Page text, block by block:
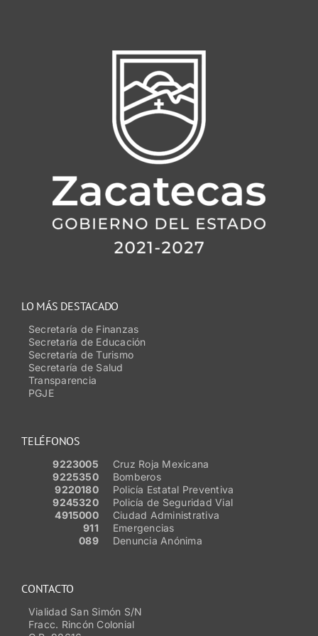
TELÉFONOS
9223005
Cruz Roja Mexicana
9225350
Bomberos
9220180
Policía Estatal Preventiva
9245320
Policía de Seguridad Vial
4915000
Ciudad Administrativa
911
Emergencias
089
Denuncia Anónima
LO MÁS DESTACADO
Secretaría de Finanzas
Secretaría de Educación
Secretaría de Turismo
Secretaría de Salud
Transparencia
PGJE
CONTACTO
Vialidad San Simón S/N
Fracc. Rincón Colonial